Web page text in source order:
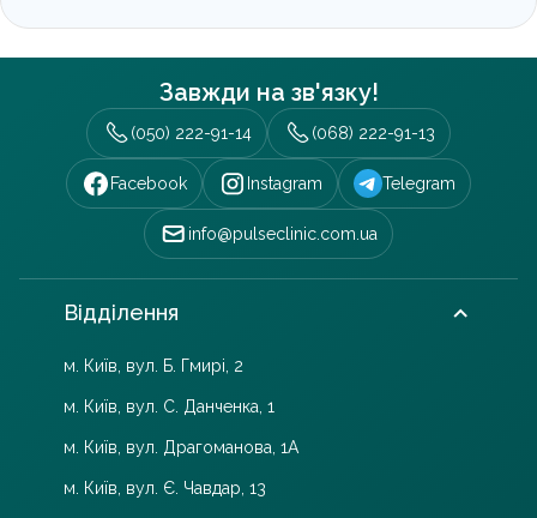
Завжди на зв'язку!
info@pulseclinic.com.ua
(050) 222-91-14 (068) 222-91-13
Facebook Instagram Telegram
Відділення
м. Київ, вул. Б. Гмирі, 2
м. Київ, вул. С. Данченка, 1
м. Київ, вул. Драгоманова, 1А
м. Київ, вул. Є. Чавдар, 13